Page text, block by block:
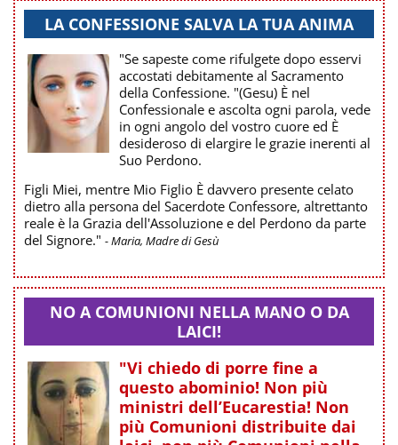
LA CONFESSIONE SALVA LA TUA ANIMA
"Se sapeste come rifulgete dopo esservi
accostati debitamente al Sacramento
della Confessione. "(Gesu) È nel
Confessionale e ascolta ogni parola, vede
in ogni angolo del vostro cuore ed È
desideroso di elargire le grazie inerenti al
Suo Perdono.
Figli Miei, mentre Mio Figlio È davvero presente celato
dietro alla persona del Sacerdote Confessore, altrettanto
reale è la Grazia dell'Assoluzione e del Perdono da parte
del Signore." - Maria, Madre di Gesù
NO A COMUNIONI NELLA MANO O DA
LAICI!
"Vi chiedo di porre fine a
questo abominio! Non più
ministri dell’Eucarestia! Non
più Comunioni distribuite dai